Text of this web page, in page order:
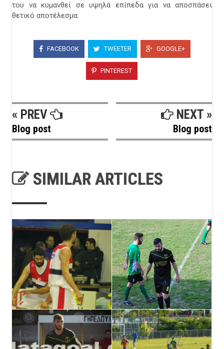
του να κυμανθεί σε υψηλά επίπεδα για να αποσπάσει
θετικό αποτέλεσμα.
FACEBOOK TWEETER GOOGLE+
PINTEREST
« PREV
Blog post
NEXT »
Blog post
SIMILAR ARTICLES